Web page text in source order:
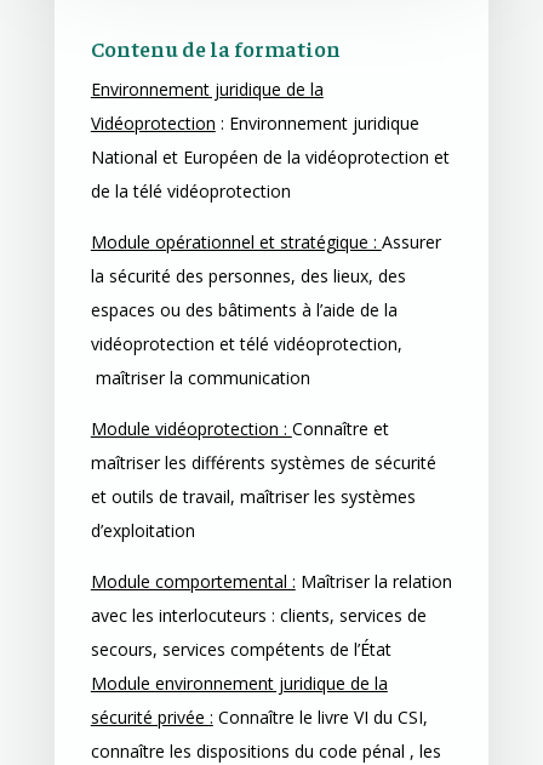
Contenu de la formation
Environnement juridique de la
Vidéoprotection : Environnement juridique
National et Européen de la vidéoprotection et
de la télé vidéoprotection
Module opérationnel et stratégique : Assurer
la sécurité des personnes, des lieux, des
espaces ou des bâtiments à l’aide de la
vidéoprotection et télé vidéoprotection,
maîtriser la communication
Module vidéoprotection : Connaître et
maîtriser les différents systèmes de sécurité
et outils de travail, maîtriser les systèmes
d’exploitation
Module comportemental : Maîtriser la relation
avec les interlocuteurs : clients, services de
secours, services compétents de l’État
Module environnement juridique de la
sécurité privée : Connaître le livre VI du CSI,
connaître les dispositions du code pénal , les